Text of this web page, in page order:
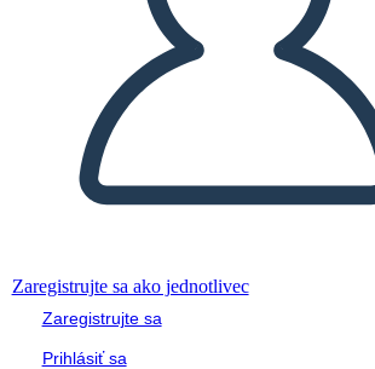
Zaregistrujte sa ako jednotlivec
Zaregistrujte sa
Prihlásiť sa